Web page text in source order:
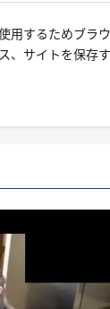
用するためブラ
、サイトを保存す